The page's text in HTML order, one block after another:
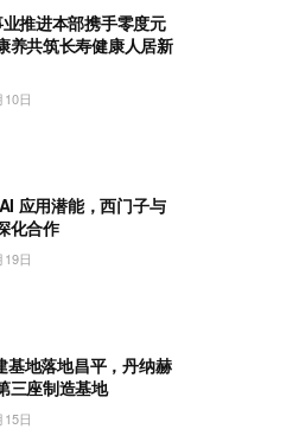
推进本部携手零度元
养共筑长寿健康人居新
日
应用潜能，西门子与
化合作
日
基地落地昌平，丹纳赫
三座制造基地
日